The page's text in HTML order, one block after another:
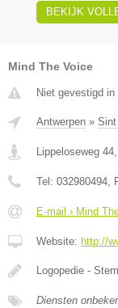
BEKIJK
Mind The Voice
Niet gevestigd
Antwerpen » Sint
Lippeloseweg 44,
Tel: 032980494,
E-mail › Mind
Website: http://
Logopedie -
Diensten